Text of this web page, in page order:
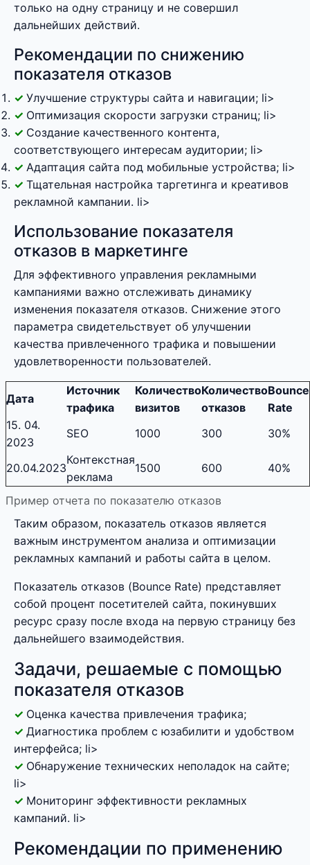
только на одну страницу и не совершил
дальнейших действий.
Рекомендации по снижению
показателя отказов
Улучшение структуры сайта и навигации; li>
Оптимизация скорости загрузки страниц; li>
Создание качественного контента,
соответствующего интересам аудитории; li>
Адаптация сайта под мобильные устройства; li>
Тщательная настройка таргетинга и креативов
рекламной кампании. li>
Использование показателя
отказов в маркетинге
Для эффективного управления рекламными
кампаниями важно отслеживать динамику
изменения показателя отказов. Снижение этого
параметра свидетельствует об улучшении
качества привлеченного трафика и повышении
удовлетворенности пользователей.
Пример отчета по показателю отказов
Дата
Источник
трафика
Количество
визитов
Количество
отказов
Bounce
Rate
15. 04.
2023
SEO 1000 300 30%
20.04.2023
Контекстная
реклама
1500 600 40%
Таким образом, показатель отказов является
важным инструментом анализа и оптимизации
рекламных кампаний и работы сайта в целом.
Показатель отказов (Bounce Rate) представляет
собой процент посетителей сайта, покинувших
ресурс сразу после входа на первую страницу без
дальнейшего взаимодействия.
Задачи, решаемые с помощью
показателя отказов
Оценка качества привлечения трафика;
Диагностика проблем с юзабилити и удобством
интерфейса; li>
Обнаружение технических неполадок на сайте;
li>
Мониторинг эффективности рекламных
кампаний. li>
Рекомендации по применению